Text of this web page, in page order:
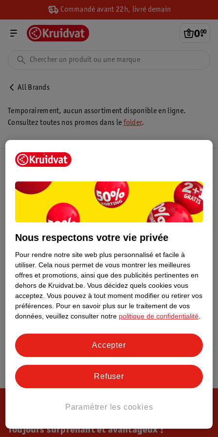
Commandé avant 22h, livré demain
0.
00
All Brands
Temporairement, aucun assortiment disponible en ligne.
Consultez toutes nos promos dans le folder.
Toujours surprenant et avantageux !
Nous respectons votre vie privée
Pour rendre notre site web plus personnalisé et facile à
utiliser. Cela nous permet de vous montrer les meilleures
offres et promotions, ainsi que des publicités pertinentes en
dehors de Kruidvat.be. Vous décidez quels cookies vous
acceptez. Vous pouvez à tout moment modifier ou retirer vos
préférences. Pour en savoir plus sur le traitement de vos
données, veuillez consulter notre politique de confidentialité
Paramétrer les cookies
Refuser
Accepter